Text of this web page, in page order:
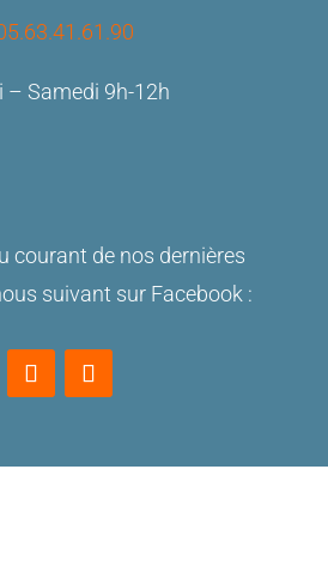
– Samedi 9h-12h
courant de nos dernières
suivant sur Facebook :